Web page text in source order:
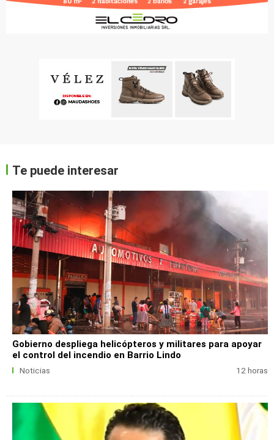
Te puede interesar
Gobierno despliega helicópteros y militares para apoyar
el control del incendio en Barrio Lindo
Noticias 12 horas